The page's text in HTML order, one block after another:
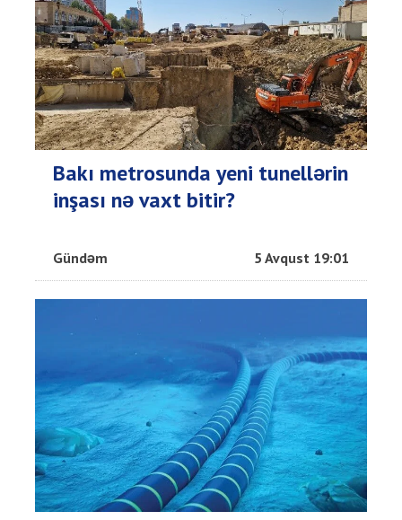
Bakı metrosunda yeni tunellərin
inşası nə vaxt bitir?
Gündəm 5 Avqust 19:01